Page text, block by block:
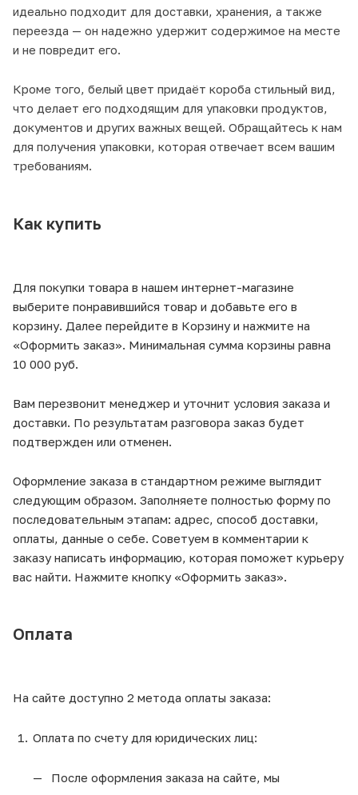
идеально подходит для доставки, хранения, а также
переезда — он надежно удержит содержимое на месте
и не повредит его.
Кроме того, белый цвет придаёт короба стильный вид,
что делает его подходящим для упаковки продуктов,
документов и других важных вещей. Обращайтесь к нам
для получения упаковки, которая отвечает всем вашим
требованиям.
Как купить
Для покупки товара в нашем интернет-магазине
выберите понравившийся товар и добавьте его в
корзину. Далее перейдите в Корзину и нажмите на
«Оформить заказ». Минимальная сумма корзины равна
10 000 руб.
Вам перезвонит менеджер и уточнит условия заказа и
доставки. По результатам разговора заказ будет
подтвержден или отменен.
Оформление заказа в стандартном режиме выглядит
следующим образом. Заполняете полностью форму по
последовательным этапам: адрес, способ доставки,
оплаты, данные о себе. Советуем в комментарии к
заказу написать информацию, которая поможет курьеру
вас найти. Нажмите кнопку «Оформить заказ».
Оплата
На сайте доступно 2 метода оплаты заказа:
Оплата по счету для юридических лиц:
После оформления заказа на сайте, мы